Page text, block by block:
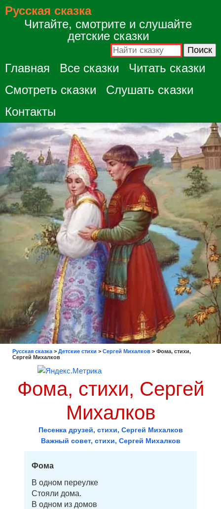
Русская сказка
Читайте, смотрите и слушайте
детские сказки
Главная Все сказки
Читать сказки
Смотреть сказки
Слушать сказки
Контакты
Русская сказка > Детские стихи > Сергей Михалков > Фома, стихи,
Сергей Михалков
Фома, стихи, Сергей
Михалков
Песенка друзей, стихи, Сергей Михалков
Важный совет, стихи, Сергей Михалков
Фома
В одном переулке
Стояли дома.
В одном из домов